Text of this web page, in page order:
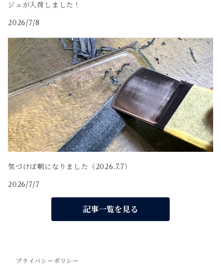
ジュが入荷しました！
2026/7/8
気づけば朝になりました（2026.7.7）
2026/7/7
記事一覧を見る
プライバシーポリシー